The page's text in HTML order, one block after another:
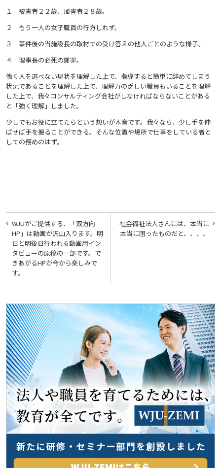
１ 被害者２２歳、加害者２８歳。
２ もう一人の女子職員の行方しれず。
３ 事件後の当施設長の取材での受け答えの他人ごとのような様子。
４ 理事長の必死の謝罪。
働く人を選べない現状を理解した上で、指導すると簡単に辞めてしまう
状況であることを理解した上で、理解力の乏しい職員もいることを理解
した上で、我々コンサルティング会社がしなければならないことがある
と「強く理解」しました。
少しでもお役に立てたらという想いが本音です。我々なら、少し手を伸
ばせば手を握ることができる。そんな位置や場所で仕事をしている者と
しての務めのはず。
投
稿
ナ
ビ
ゲ
シ
ョ
ン
社会福祉法人さんには、本当に
本当に困ったものだと、、、、
WJUがご提供する、「双方向
HP」は動画が沢山入ります。明
日と明後日行われる動画用イン
タビューの原稿の一部です。で
きあがるHPが今から楽しみで
す。